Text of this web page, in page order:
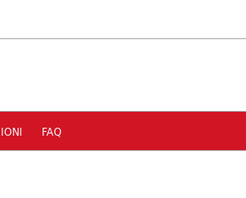
FAQ